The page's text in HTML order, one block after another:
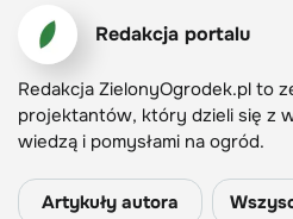
Redakcja portalu
Redakcja ZielonyOgrodek.pl to
projektantów, który dzieli się z
wiedzą i pomysłami na ogród.
Artykuły autora